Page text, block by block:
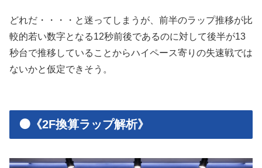
どれだ・・・・と迷ってしまうが、前半のラップ推移が比
較的若い数字となる12秒前後であるのに対して後半が13
秒台で推移していることからハイペース寄りの失速戦では
ないかと仮定できそう。
🟠《2F換算ラップ解析》